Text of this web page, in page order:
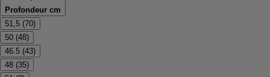
Profondeur cm
51,5 (70)
50 (48)
46.5 (43)
48 (35)